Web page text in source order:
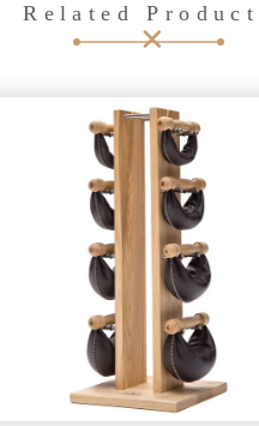
Related